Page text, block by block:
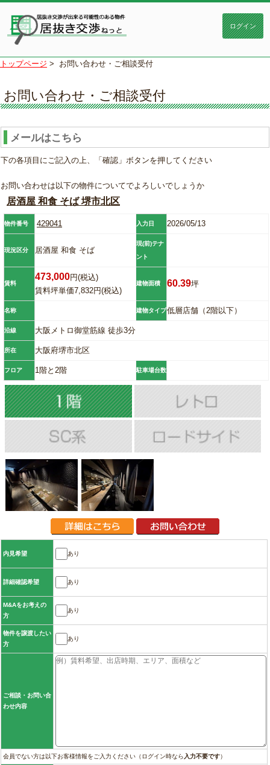
トップページ > お問い合わせ・ご相談受付
お問い合わせ・ご相談受付
メールはこちら
下の各項目にご記入の上、「確認」ボタンを押してください
お問い合わせは以下の物件についてでよろしいでしょうか
居酒屋 和食 そば 堺市北区
物件番号 429041 入力日 2026/05/13
現況区分 居酒屋 和食 そば
現(前)テナ
ント
賃料
473,000円(税込)
賃料坪単価7,832円(税込)
建物面積 60.39坪
名称 建物タイプ低層店舗（2階以下）
沿線 大阪メトロ御堂筋線 徒歩3分
所在 大阪府堺市北区
フロア 1階と2階 駐車場台数
内見希望 あり
詳細確認希望 あり
M&Aをお考えの
方
あり
物件を譲渡したい
方
あり
ご相談・お問い合
わせ内容
会員でない方は以下お客様情報をご入力ください（ログイン時なら 入力不要です）